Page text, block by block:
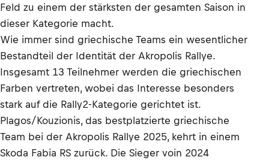
Feld zu einem der stärksten der gesamten Saison in
dieser Kategorie macht.
Wie immer sind griechische Teams ein wesentlicher
Bestandteil der Identität der Akropolis Rallye.
Insgesamt 13 Teilnehmer werden die griechischen
Farben vertreten, wobei das Interesse besonders
stark auf die Rally2-Kategorie gerichtet ist.
Plagos/Kouzionis, das bestplatzierte griechische
Team bei der Akropolis Rallye 2025, kehrt in einem
Skoda Fabia RS zurück. Die Sieger voin 2024